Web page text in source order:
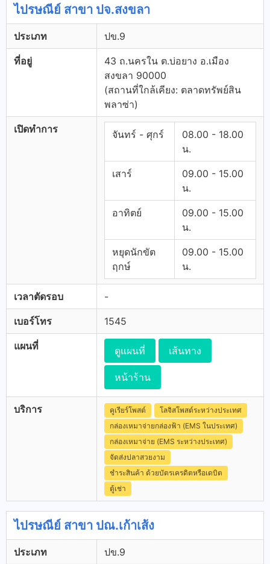
ไปรษณีย์ สาขา ปจ.สงขลา
ประเภท ปข.9
ที่อยู่
43 ถ.นครใน ต.บ่อยาง อ.เมือง
สงขลา 90000
(สถานที่ใกล้เคียง: ตลาดทรัพย์สิน
พลาซ่า)
เปิดทำการ จันทร์ - ศุกร์
08.00 - 18.00
น.
เสาร์
09.00 - 15.00
น.
อาทิตย์
09.00 - 15.00
น.
หยุดนักขัต
ฤกษ์
09.00 - 15.00
น.
เวลาตัดรอบ -
เบอร์โทร 1545
แผนที่ ดูแผนที่ เส้นทาง
หน้าร้าน
บริการ คูเรียร์โพสต์
โลจิสโพสต์ระหว่างประเทศ
กล่องเหมาจ่ายกล่องฟ้า (EMS ในประเทศ)
กล่องเหมาจ่าย (EMS ระหว่างประเทศ)
จัดส่งปลาสวยงาม
ชำระสินค้า ด้วยบัตรเครดิตหรือเดบิต
ตู้เช่า
ไปรษณีย์ สาขา ปณ.เก้าเส้ง
ประเภท ปข.9